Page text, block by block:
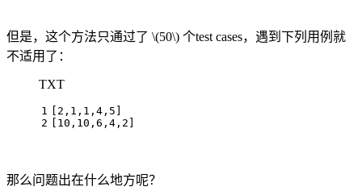
但是，这个方法只通过了 \(50\) 个test cases，遇到下列用例就
不适用了：
TXT
1
2
[2,1,1,4,5]
[10,10,6,4,2]
那么问题出在什么地方呢？